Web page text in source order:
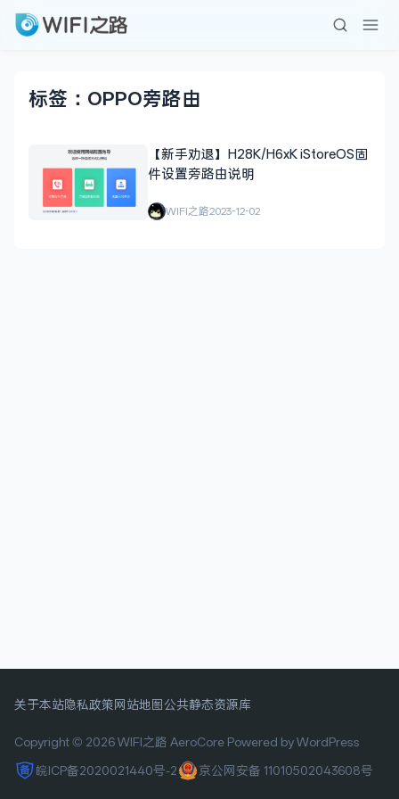
标签：OPPO旁路由
【新手劝退】H28K/H6xK iStoreOS固
件设置旁路由说明
WIFI之路2023-12-02
关于本站隐私政策网站地图 公共静态资源库
Copyright © 2026 WIFI之路 AeroCore Powered by WordPress
皖ICP备2020021440号-2
京公网安备 11010502043608号